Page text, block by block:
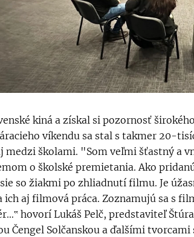
kiná a získal si pozornosť
víkendu sa stal s takmer 20-
medzi školami. "Som veľmi šťastný a
o školské premietania. Ako
so žiakmi po zhliadnutí filmu. Je
aj filmová práca. Zoznamujú sa s
hovorí Lukáš Pelč, predstaviteľ
Čengel Solčanskou a ďalšími